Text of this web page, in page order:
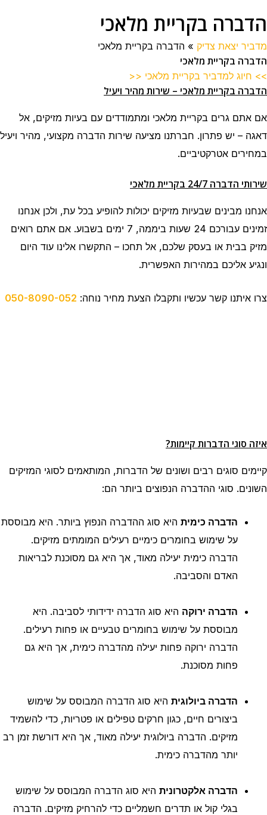
הדברה בקריית מלאכי
מדביר יצאת צדיק » הדברה בקריית מלאכי
הדברה בקריית מלאכי
>> חיוג למדביר בקריית מלאכי <<
הדברה בקריית מלאכי – שירות מהיר ויעיל
אם אתם גרים בקריית מלאכי ומתמודדים עם בעיות מזיקים, אל
דאגה – יש פתרון. חברתנו מציעה שירות הדברה מקצועי, מהיר ויעיל
במחירים אטרקטיביים.
שירותי הדברה 24/7 בקריית מלאכי
אנחנו מבינים שבעיות מזיקים יכולות להופיע בכל עת, ולכן אנחנו
זמינים עבורכם 24 שעות ביממה, 7 ימים בשבוע. אם אתם רואים
מזיק בבית או בעסק שלכם, אל תחכו – התקשרו אלינו עוד היום
ונגיע אליכם במהירות האפשרית.
צרו איתנו קשר עכשיו ותקבלו הצעת מחיר נוחה: 050-8090-052
איזה סוגי הדברות קיימות?
קיימים סוגים רבים ושונים של הדברות, המותאמים לסוגי המזיקים
השונים. סוגי ההדברה הנפוצים ביותר הם:
הדברה כימית היא סוג ההדברה הנפוץ ביותר. היא מבוססת
על שימוש בחומרים כימיים רעילים המומתים מזיקים.
הדברה כימית יעילה מאוד, אך היא גם מסוכנת לבריאות
האדם והסביבה.
הדברה ירוקה היא סוג הדברה ידידותי לסביבה. היא
מבוססת על שימוש בחומרים טבעיים או פחות רעילים.
הדברה ירוקה פחות יעילה מהדברה כימית, אך היא גם
פחות מסוכנת.
הדברה ביולוגית היא סוג הדברה המבוסס על שימוש
ביצורים חיים, כגון חרקים טפילים או פטריות, כדי להשמיד
מזיקים. הדברה ביולוגית יעילה מאוד, אך היא דורשת זמן רב
יותר מהדברה כימית.
הדברה אלקטרונית היא סוג הדברה המבוסס על שימוש
בגלי קול או תדרים חשמליים כדי להרחיק מזיקים. הדברה